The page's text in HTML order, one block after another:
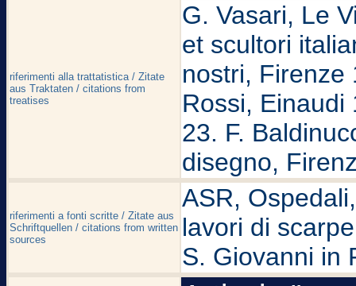
riferimenti alla trattatistica / Zitate
aus Traktaten / citations from
treatises
G. Vasari, Le
et scultori
nostri, Firenze
Rossi, Einaudi
23. F.
disegno,
riferimenti a fonti scritte / Zitate aus
Schriftquellen / citations from written
sources
ASR,
lavori di
S. Giovanni in